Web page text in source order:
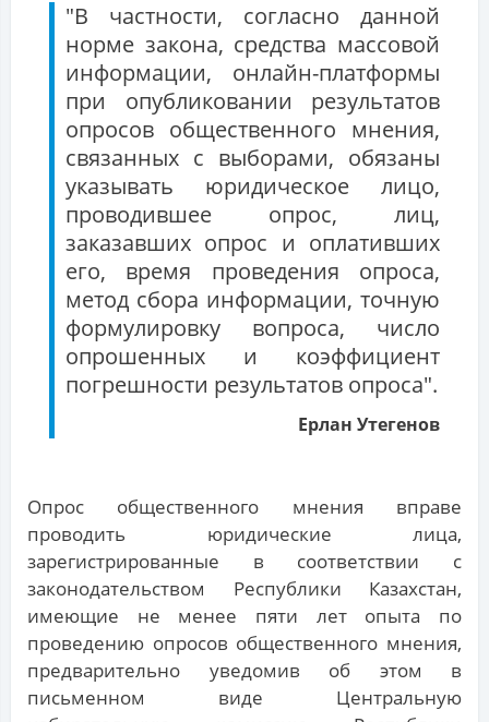
"В частности, согласно данной
норме закона, средства массовой
информации, онлайн-платформы
при опубликовании результатов
опросов общественного мнения,
связанных с выборами, обязаны
указывать юридическое лицо,
проводившее опрос, лиц,
заказавших опрос и оплативших
его, время проведения опроса,
метод сбора информации, точную
формулировку вопроса, число
опрошенных и коэффициент
погрешности результатов опроса".
Ерлан Утегенов
Опрос общественного мнения вправе
проводить юридические лица,
зарегистрированные в соответствии с
законодательством Республики Казахстан,
имеющие не менее пяти лет опыта по
проведению опросов общественного мнения,
предварительно уведомив об этом в
письменном виде Центральную